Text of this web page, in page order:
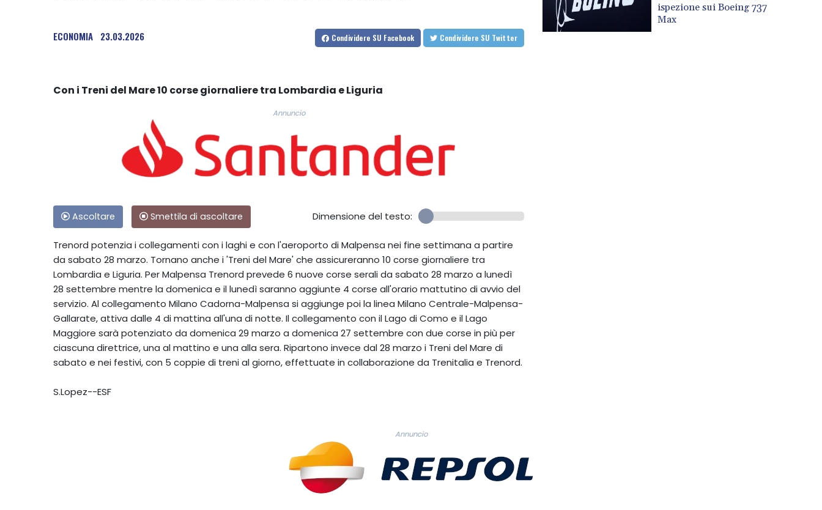
ECONOMIA 23.03.2026 Condividere SU Facebook Condividere SU Twitter
Con i Treni del Mare 10 corse giornaliere tra Lombardia e Liguria
Annuncio
Ascoltare Smettila di ascoltare Dimensione del testo:
Trenord potenzia i collegamenti con i laghi e con l'aeroporto di Malpensa nei fine settimana a partire
da sabato 28 marzo. Tornano anche i 'Treni del Mare' che assicureranno 10 corse giornaliere tra
Lombardia e Liguria. Per Malpensa Trenord prevede 6 nuove corse serali da sabato 28 marzo a lunedì
28 settembre mentre la domenica e il lunedì saranno aggiunte 4 corse all'orario mattutino di avvio del
servizio. Al collegamento Milano Cadorna-Malpensa si aggiunge poi la linea Milano Centrale-Malpensa-
Gallarate, attiva dalle 4 di mattina all'una di notte. Il collegamento con il Lago di Como e il Lago
Maggiore sarà potenziato da domenica 29 marzo a domenica 27 settembre con due corse in più per
ciascuna direttrice, una al mattino e una alla sera. Ripartono invece dal 28 marzo i Treni del Mare di
sabato e nei festivi, con 5 coppie di treni al giorno, effettuate in collaborazione da Trenitalia e Trenord.
S.Lopez--ESF
ispezione sui Boeing 737
Max
Annuncio